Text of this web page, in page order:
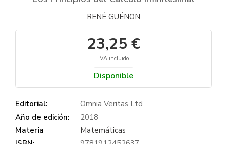
RENÉ GUÉNON
23,25 €
IVA incluido
Disponible
Editorial:
Omnia Veritas Ltd
Año de edición:
2018
Materia
Matemáticas